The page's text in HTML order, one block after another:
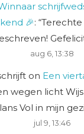
🎉: “Terechte
aug 6, 13:38
on Een
wegen licht
Vol in mijn
jul 9, 13:46